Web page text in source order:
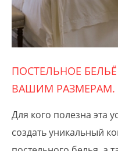
ПОСТЕЛЬНОЕ
ВАШИМ РАЗМЕРАМ.
Для кого полезна эта
создать уникальный